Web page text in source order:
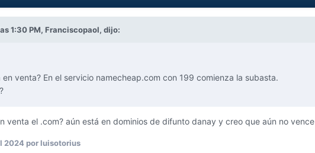
1:30 PM, Franciscopaol, dijo:
venta? En el servicio namecheap.com con 199 comienza la subasta.
venta el .com? aún está en dominios de difunto danay y creo que aún no vence
2024por luisotorius